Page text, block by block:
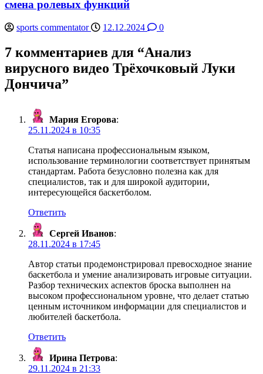
смена ролевых функций
sports commentator 12.12.2024 0
7 комментариев для “Анализ
вирусного видео Трёхочковый Луки
Дончича”
Мария Егорова:
25.11.2024 в 10:35
Статья написана профессиональным языком,
использование терминологии соответствует принятым
стандартам. Работа безусловно полезна как для
специалистов, так и для широкой аудитории,
интересующейся баскетболом.
Ответить
Сергей Иванов:
28.11.2024 в 17:45
Автор статьи продемонстрировал превосходное знание
баскетбола и умение анализировать игровые ситуации.
Разбор технических аспектов броска выполнен на
высоком профессиональном уровне, что делает статью
ценным источником информации для специалистов и
любителей баскетбола.
Ответить
Ирина Петрова:
29.11.2024 в 21:33